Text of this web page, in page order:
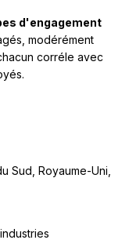
d'engagement
modérément
corréle avec
Sud, Royaume-Uni,